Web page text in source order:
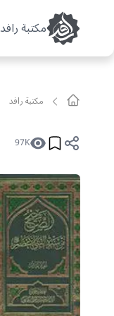
مکتبة رافد
مکتبة رافد
97K